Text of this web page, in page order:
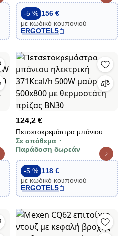
θερμοστάτη πρίζας BN30
-5 % 156 €
με κωδικό κουπονιού
ERGOTEL5
124,2 €
Πετσετοκρεμάστρα μπάνιου
ηλεκτρική 371Kcal/h 500W
μαύρη 500x800 με θερμοστάτη
πρίζας BN30
Σε απόθεμα
Παράδοση δωρεάν
-5 % 118 €
με κωδικό κουπονιού
ERGOTEL5